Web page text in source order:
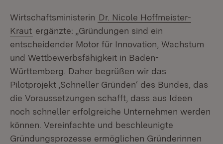
Wirtschaftsministerin Dr. Nicole Hoffmeister-
Kraut ergänzte: „Gründungen sind ein
entscheidender Motor für Innovation, Wachstum
und Wettbewerbsfähigkeit in Baden-
Württemberg. Daher begrüßen wir das
Pilotprojekt ‚Schneller Gründen‘ des Bundes, das
die Voraussetzungen schafft, dass aus Ideen
noch schneller erfolgreiche Unternehmen werden
können. Vereinfachte und beschleunigte
Gründungsprozesse ermöglichen Gründerinnen